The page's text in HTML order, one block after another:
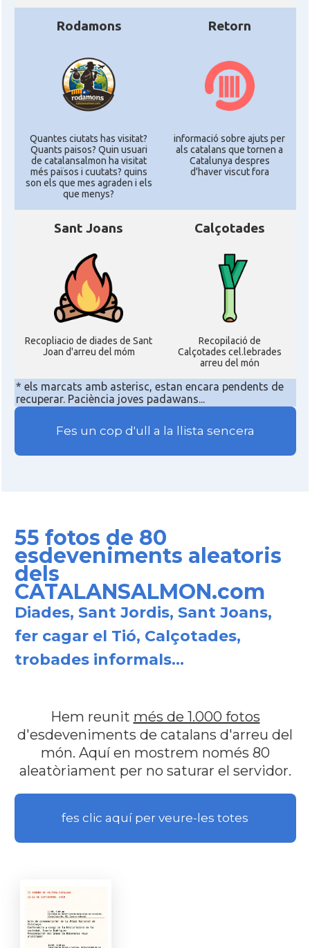
Rodamons
Quantes ciutats has visitat?
Quants paisos? Quin usuari
de catalansalmon ha visitat
més països i cuutats? quins
son els que mes agraden i els
que menys?
Retorn
informació sobre ajuts per
als catalans que tornen a
Catalunya despres
d'haver viscut fora
Sant Joans
Recopliacio de diades de Sant
Joan d'arreu del móm
Calçotades
Recopilació de
Calçotades cel.lebrades
arreu del món
* els marcats amb asterisc, estan encara pendents de
recuperar. Paciència joves padawans...
Fes un cop d'ull a la llista sencera
55 fotos de 80
esdeveniments aleatoris
dels
CATALANSALMON.com
Diades, Sant Jordis, Sant Joans,
fer cagar el Tió, Calçotades,
trobades informals...
Hem reunit més de 1.000 fotos
d'esdeveniments de catalans d'arreu del
món. Aquí en mostrem només 80
aleatòriament per no saturar el servidor.
fes clic aquí per veure-les totes